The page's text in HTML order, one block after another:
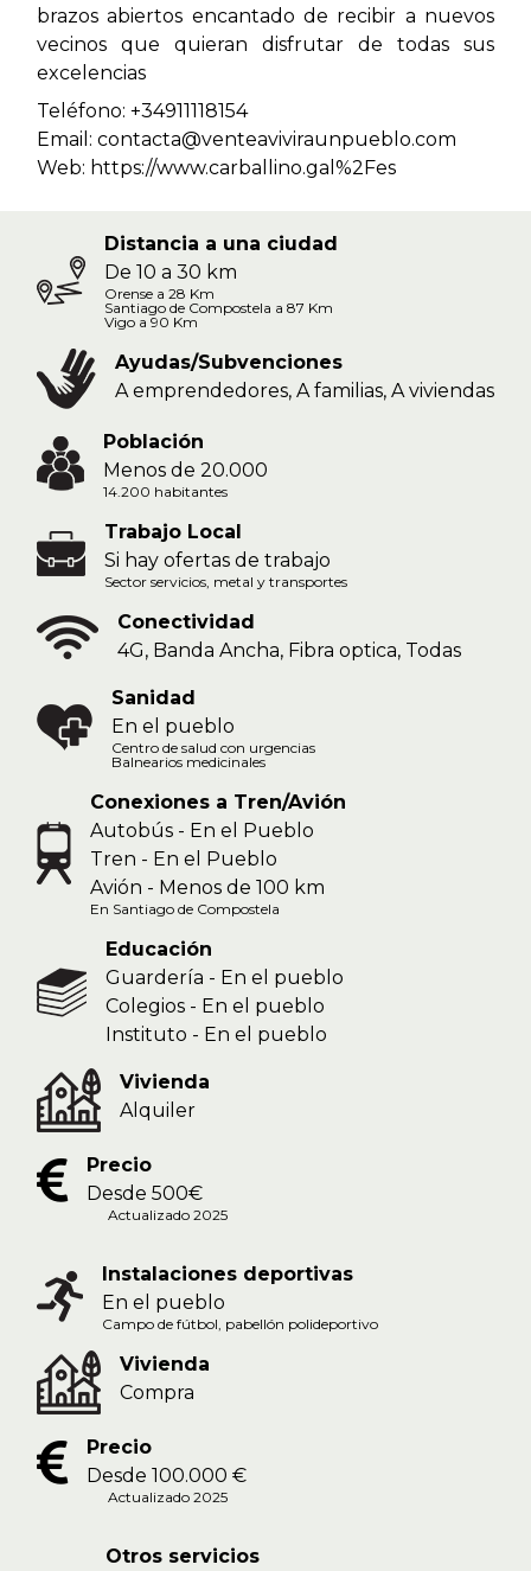
brazos abiertos encantado de recibir a nuevos
vecinos que quieran disfrutar de todas sus
excelencias
Teléfono: +34911118154
Email: contacta@venteaviviraunpueblo.com
Web: https://www.carballino.gal%2Fes
Distancia a una ciudad
De 10 a 30 km
Orense a 28 Km
Santiago de Compostela a 87 Km
Vigo a 90 Km
Ayudas/Subvenciones
A emprendedores, A familias, A viviendas
Población
Menos de 20.000
14.200 habitantes
Trabajo Local
Si hay ofertas de trabajo
Sector servicios, metal y transportes
Conectividad
4G, Banda Ancha, Fibra optica, Todas
Sanidad
En el pueblo
Centro de salud con urgencias
Balnearios medicinales
Conexiones a Tren/Avión
Autobús - En el Pueblo
Tren - En el Pueblo
Avión - Menos de 100 km
En Santiago de Compostela
Educación
Guardería - En el pueblo
Colegios - En el pueblo
Instituto - En el pueblo
Vivienda
Alquiler
Precio
Desde 500€
Actualizado 2025
Instalaciones deportivas
En el pueblo
Campo de fútbol, pabellón polideportivo
Vivienda
Compra
Precio
Desde 100.000 €
Actualizado 2025
Otros servicios